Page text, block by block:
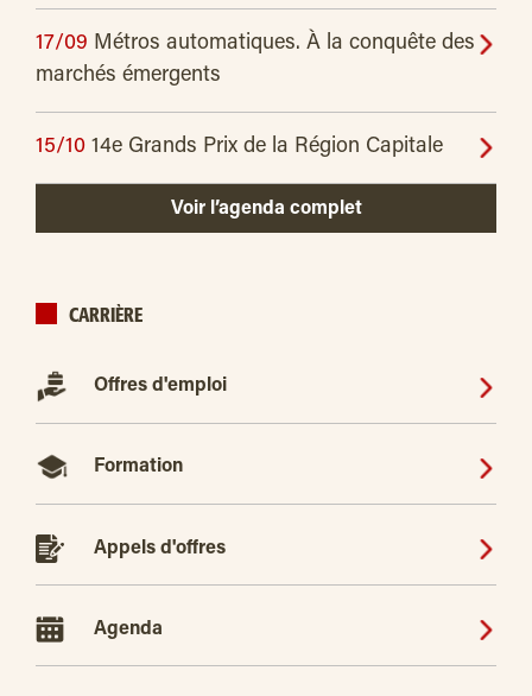
17/09 Métros automatiques. À la conquête des
marchés émergents
15/10 14e Grands Prix de la Région Capitale
Voir l’agenda complet
CARRIÈRE
Offres d'emploi
Formation
Appels d'offres
Agenda